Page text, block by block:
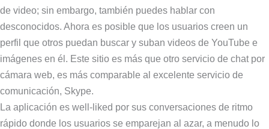
de video; sin embargo, también puedes hablar con
desconocidos. Ahora es posible que los usuarios creen un
perfil que otros puedan buscar y suban videos de YouTube e
imágenes en él. Este sitio es más que otro servicio de chat por
cámara web, es más comparable al excelente servicio de
comunicación, Skype.
La aplicación es well-liked por sus conversaciones de ritmo
rápido donde los usuarios se emparejan al azar, a menudo lo